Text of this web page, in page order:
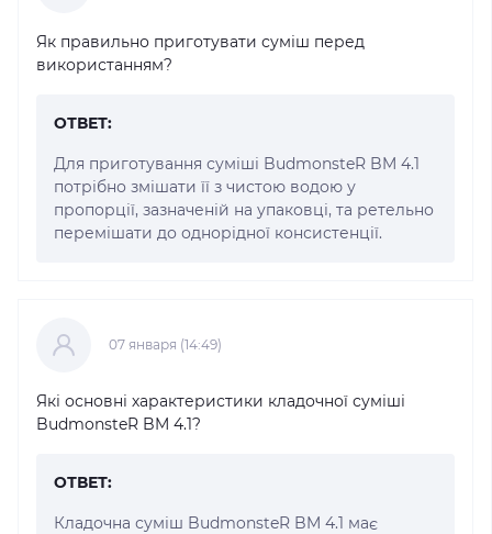
Як правильно приготувати суміш перед
використанням?
ОТВЕТ:
Для приготування суміші BudmonsteR BM 4.1
потрібно змішати її з чистою водою у
пропорції, зазначеній на упаковці, та ретельно
перемішати до однорідної консистенції.
07 января (14:49)
Які основні характеристики кладочної суміші
BudmonsteR BM 4.1?
ОТВЕТ:
Кладочна суміш BudmonsteR BM 4.1 має